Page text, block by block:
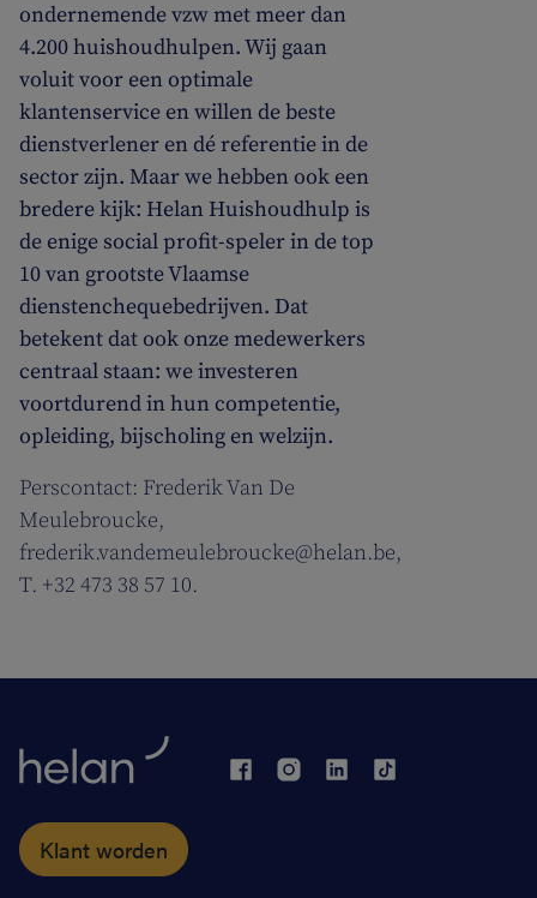
ondernemende vzw met meer dan
4.200 huishoudhulpen. Wij gaan
voluit voor een optimale
klantenservice en willen de beste
dienstverlener en dé referentie in de
sector zijn. Maar we hebben ook een
bredere kijk: Helan Huishoudhulp is
de enige social profit-speler in de top
10 van grootste Vlaamse
dienstenchequebedrijven. Dat
betekent dat ook onze medewerkers
centraal staan: we investeren
voortdurend in hun competentie,
opleiding, bijscholing en welzijn.
Perscontact: Frederik Van De
Meulebroucke,
frederik.vandemeulebroucke@helan.be,
T. +32 473 38 57 10.
Klant worden